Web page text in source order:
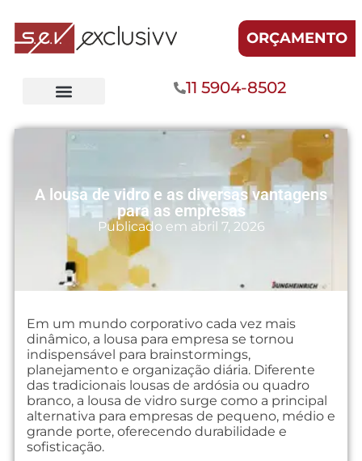
ORÇAMENTO
11 5904-8502
A lousa de vidro e as diversas vantagens
para as empresas
Publicado em abril 7, 2026
Em um mundo corporativo cada vez mais
dinâmico, a lousa para empresa se tornou
indispensável para brainstormings,
planejamento e organização diária. Diferente
das tradicionais lousas de ardósia ou quadro
branco, a lousa de vidro surge como a principal
alternativa para empresas de pequeno, médio e
grande porte, oferecendo durabilidade e
sofisticação.